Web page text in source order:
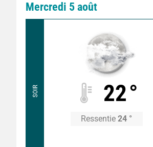
Mercredi 5 août
SOIR 22°
Ressentie 24 °